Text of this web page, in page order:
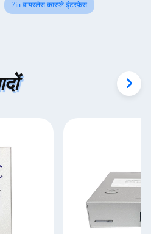
7in वायरलेस कारप्ले इंटरफ़ेस